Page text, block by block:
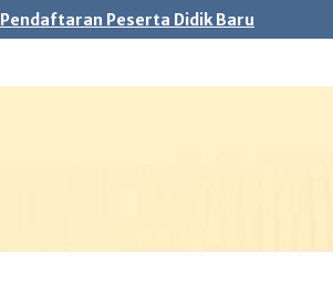
Pendaftaran Peserta Didik Baru